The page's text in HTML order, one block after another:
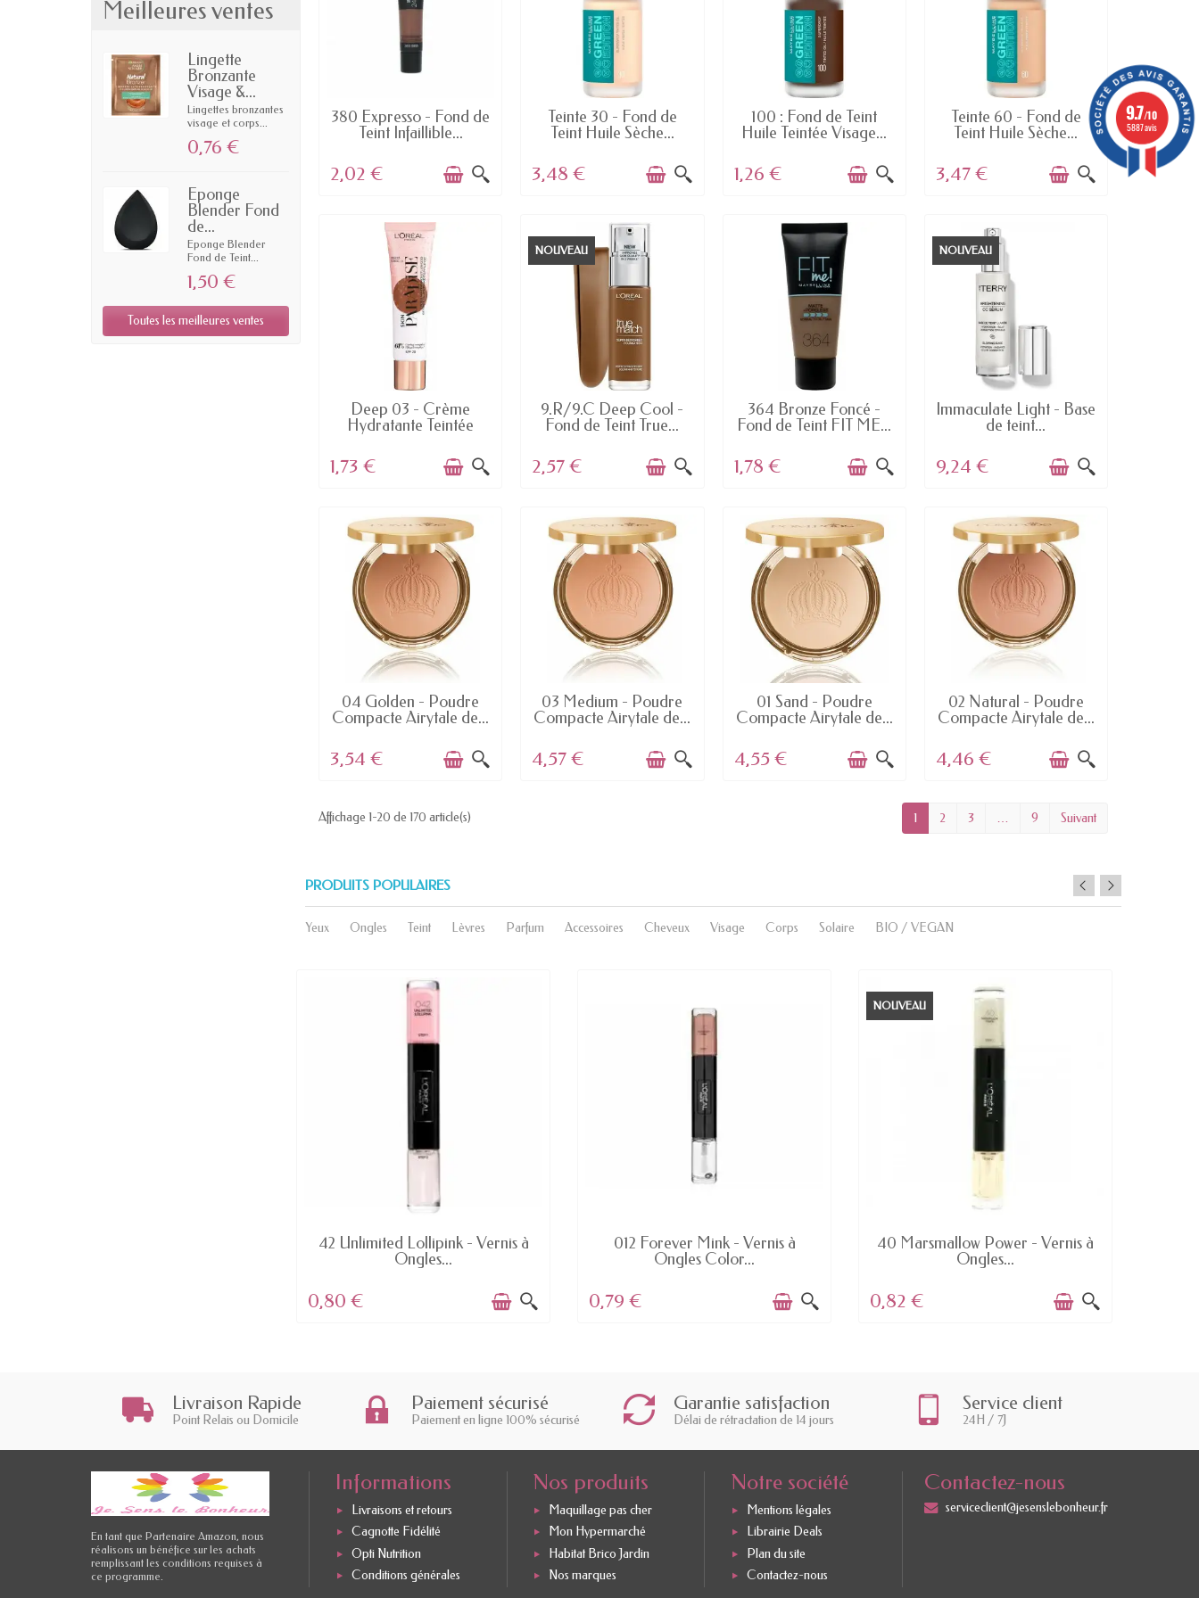
Meilleures ventes
Lingette
Bronzante
Visage &...
Lingettes bronzantes
visage et corps...
0,76 €
Eponge
Blender Fond
de...
Eponge Blender
Fond de Teint...
1,50 €
Toutes les meilleures ventes
EN STOCK
380 Expresso - Fond de
Teint Infaillible...
2,02 €
EN STOCK
Teinte 30 - Fond de
Teint Huile Sèche...
3,48 €
EN STOCK
100 : Fond de Teint
Huile Teintée Visage...
1,26 €
EN STOCK
Teinte 60 - Fond de
Teint Huile Sèche...
3,47 €
EN STOCK
Deep 03 - Crème
Hydratante Teintée
1,73 €
NOUVEAU
EN STOCK
9.R/9.C Deep Cool -
Fond de Teint True...
2,57 €
EN STOCK
364 Bronze Foncé -
Fond de Teint FIT ME...
1,78 €
NOUVEAU
EN STOCK
Immaculate Light - Base
de teint...
9,24 €
EN STOCK
04 Golden - Poudre
Compacte Airytale de...
3,54 €
EN STOCK
03 Medium - Poudre
Compacte Airytale de...
4,57 €
EN STOCK
01 Sand - Poudre
Compacte Airytale de...
4,55 €
EN STOCK
02 Natural - Poudre
Compacte Airytale de...
4,46 €
Affichage 1-20 de 170 article(s) 1 2 3 … 9 Suivant
PRODUITS POPULAIRES
Yeux Ongles Teint Lèvres Parfum Accessoires Cheveux Visage Corps Solaire BIO / VEGAN
42 Unlimited Lollipink - Vernis à
Ongles...
0,80 €
012 Forever Mink - Vernis à
Ongles Color...
0,79 €
NOUVEAU
40 Marsmallow Power - Vernis à
Ongles...
0,82 €
Livraison Rapide
Point Relais ou Domicile
Paiement sécurisé
Paiement en ligne 100% sécurisé
Garantie satisfaction
Délai de rétractation de 14 jours
Service client
24H / 7J
En tant que Partenaire Amazon, nous
réalisons un bénéfice sur les achats
remplissant les conditions requises à
ce programme.
Informations
Livraisons et retours
Cagnotte Fidélité
Opti Nutrition
Conditions générales
Nos produits
Maquillage pas cher
Mon Hypermarché
Habitat Brico Jardin
Nos marques
Notre société
Mentions légales
Librairie Deals
Plan du site
Contactez-nous
Contactez-nous
serviceclient@jesenslebonheur.fr
9.7/10
5887 avis